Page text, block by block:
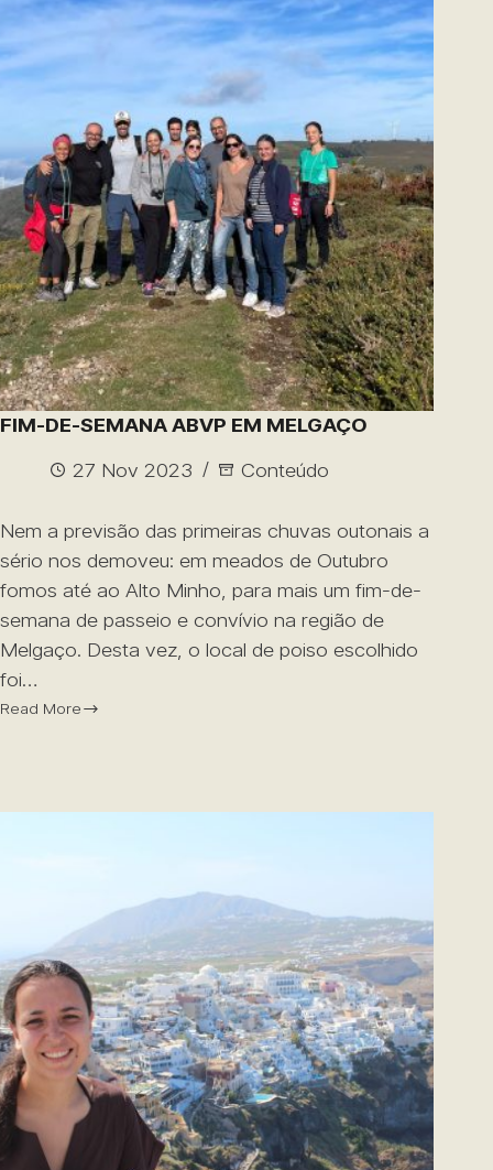
FIM-DE-SEMANA ABVP EM MELGAÇO
27 Nov 2023
Conteúdo
Nem a previsão das primeiras chuvas outonais a
sério nos demoveu: em meados de Outubro
fomos até ao Alto Minho, para mais um fim-de-
semana de passeio e convívio na região de
Melgaço. Desta vez, o local de poiso escolhido
foi…
Read More